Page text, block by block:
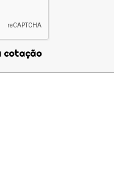
cotação